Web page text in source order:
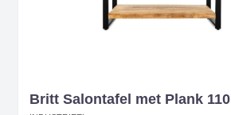
Britt Salontafel met Plank 110